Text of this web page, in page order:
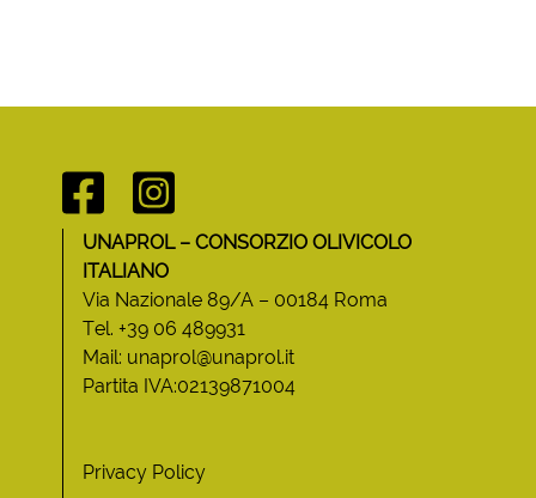
UNAPROL – CONSORZIO OLIVICOLO
ITALIANO
Via Nazionale 89/A – 00184 Roma
Tel. +39 06 489931
Mail: unaprol@unaprol.it
Partita IVA:02139871004
Privacy Policy